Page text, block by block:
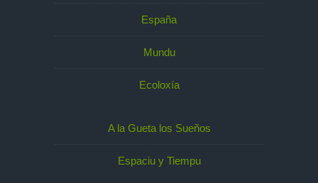
España
Mundu
Ecoloxía
A la Gueta los Sueños
Espaciu y Tiempu